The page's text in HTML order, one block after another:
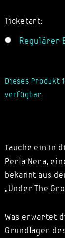
Ticketart:
Dieses
verfügbar.
Tauche ein in
Perla Nera,
bekannt aus
„Under The
Was erwartet
Grundlagen